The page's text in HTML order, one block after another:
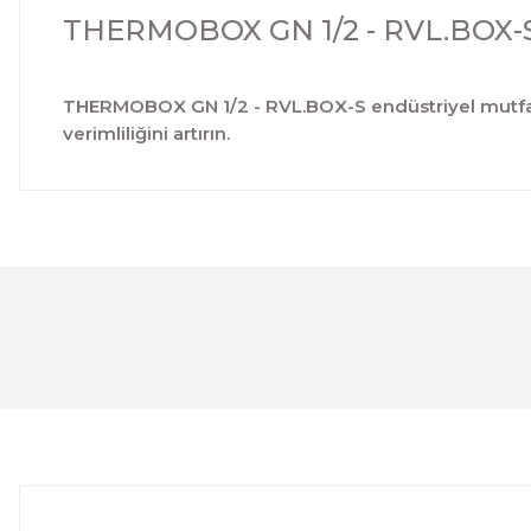
THERMOBOX GN 1/2 - RVL.BOX-
THERMOBOX GN 1/2 - RVL.BOX-S endüstriyel
verimliliğini artırın.